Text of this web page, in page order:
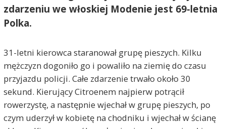
zdarzeniu we włoskiej Modenie jest 69-letnia
Polka.
31-letni kierowca staranował grupę pieszych. Kilku
mężczyzn dogoniło go i powaliło na ziemię do czasu
przyjazdu policji. Całe zdarzenie trwało około 30
sekund. Kierujący Citroenem najpierw potrącił
rowerzystę, a następnie wjechał w grupę pieszych, po
czym uderzył w kobietę na chodniku i wjechał w ścianę